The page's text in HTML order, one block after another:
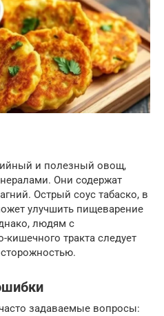
и полезный овощ,
Они содержат
Острый соус табаско, в
улучшить пищеварение
людям с
тракта следует
задаваемые вопросы: